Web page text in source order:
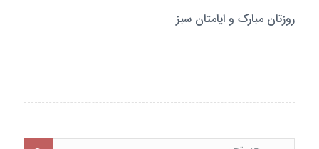
روزتان مبارک و ایامتان سبز